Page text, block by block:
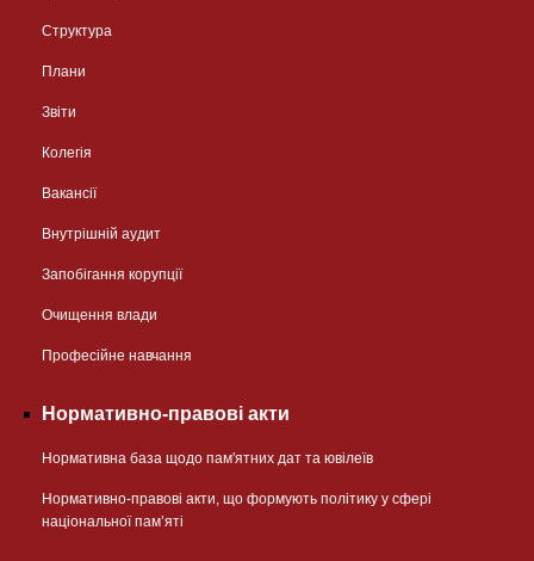
Структура
Плани
Звіти
Колегія
Вакансії
Внутрішній аудит
Запобігання корупції
Очищення влади
Професійне навчання
Нормативно-правові акти
Нормативна база щодо пам'ятних дат та ювілеїв
Нормативно-правові акти, що формують політику у сфері
національної памʼяті